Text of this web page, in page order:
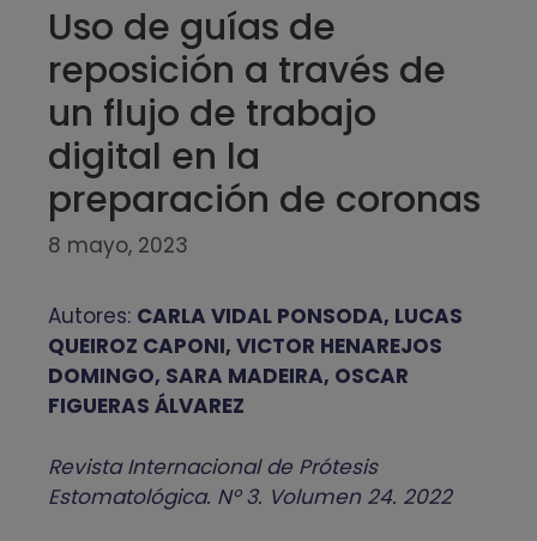
Uso de guías de
reposición a través de
un flujo de trabajo
digital en la
preparación de coronas
8 mayo, 2023
Autores: CARLA VIDAL PONSODA, LUCAS
QUEIROZ CAPONI, VICTOR HENAREJOS
DOMINGO, SARA MADEIRA, OSCAR
FIGUERAS ÁLVAREZ
Revista Internacional de Prótesis
Estomatológica. Nº 3. Volumen 24. 2022